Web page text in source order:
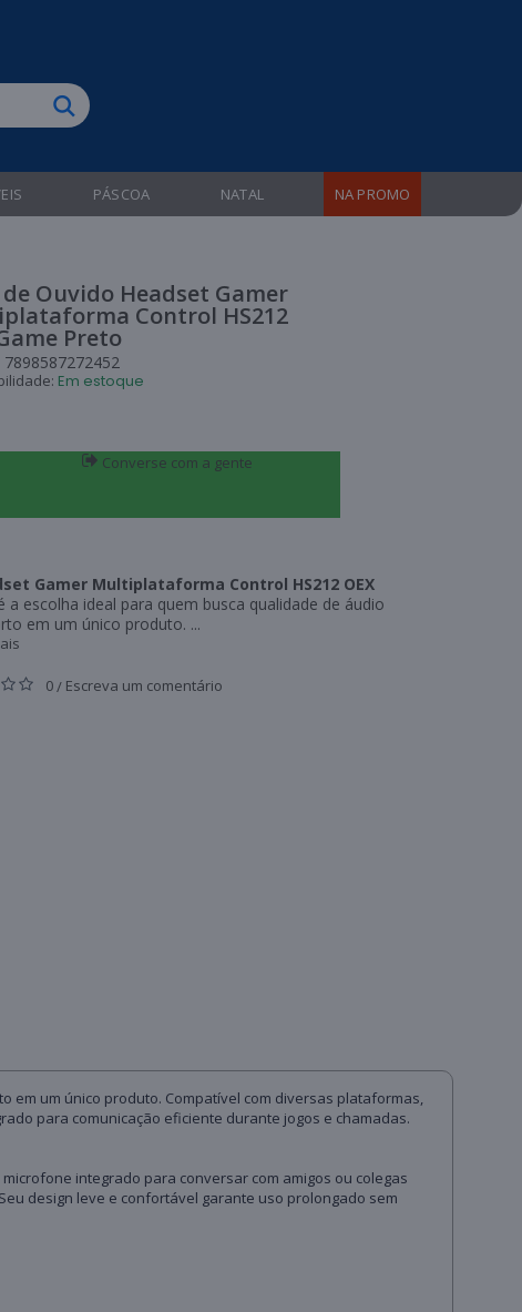
PÁSCOA NATAL NA PROMO
de Ouvido Headset Gamer
Control HS212
Preto
7898587272452
Em estoque
Converse com a gente
Gamer Multiplataforma Control HS212 OEX
a escolha ideal para quem busca qualidade de áudio
em um único produto. ...
0/ Escreva um comentário
em um único produto. Compatível com diversas plataformas,
para comunicação eficiente durante jogos e chamadas.
integrado para conversar com amigos ou colegas
design leve e confortável garante uso prolongado sem